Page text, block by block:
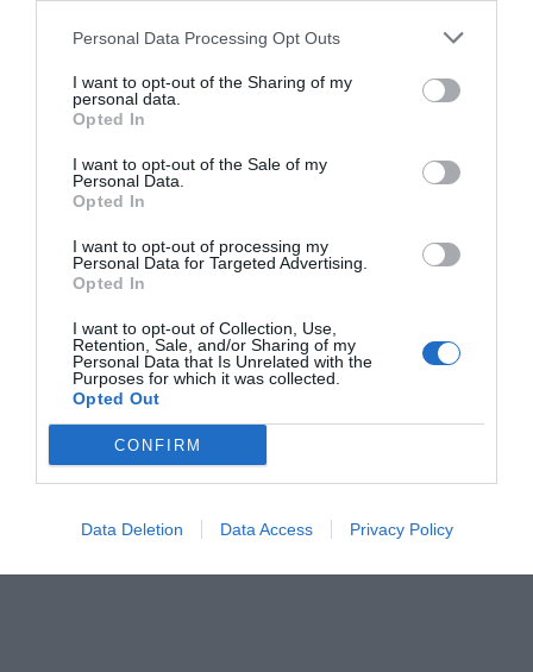
Personal Data Processing Opt Outs
I want to opt-out of the Sharing of my
personal data.
Opted In
I want to opt-out of the Sale of my
Personal Data.
Opted In
I want to opt-out of processing my
Personal Data for Targeted Advertising.
Opted In
I want to opt-out of Collection, Use,
Retention, Sale, and/or Sharing of my
Personal Data that Is Unrelated with the
Purposes for which it was collected.
Opted Out
CONFIRM
Data Deletion Data Access Privacy Policy
necesaria. Y se sigue fallando ahora, por no haber sido
capaces de poner en marcha un verdadero plan de
recuperación.
La dana del 29 de octubre fue un desastre natural, sí.
Pero lo que ha venido después ha sido un desastre
institucional. Porque el drama de una familia que
sigue sin casa, de un pequeño comercio que no ha
vuelto a abrir, de una persona mayor que no ha
recuperado su rutina, no puede seguir esperando. No
es solo una cuestión de dinero —aunque también—, es
una cuestión de dignidad.